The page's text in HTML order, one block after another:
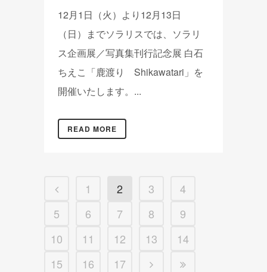
12月1日（火）より12月13日
（日）までソラリスでは、ソラリ
ス企画展／写真集刊行記念展 白石
ちえこ「鹿渡り Shikawatari」を
開催いたします。...
READ MORE
1 2 3
4
5
6 7 8
9
10
11 12 13
14
15
16 17